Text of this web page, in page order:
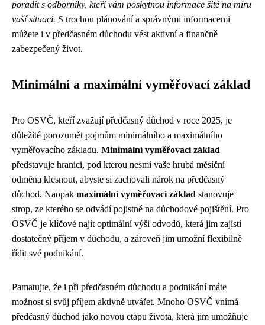
poradit s odborníky, kteří vám poskytnou informace šité na míru
vaší situaci. S trochou plánování a správnými informacemi
můžete i v předčasném důchodu vést aktivní a finančně
zabezpečený život.
Minimální a maximální vyměřovací základ
Pro OSVČ, kteří zvažují předčasný důchod v roce 2025, je
důležité porozumět pojmům minimálního a maximálního
vyměřovacího základu. Minimální vyměřovací základ
představuje hranici, pod kterou nesmí vaše hrubá měsíční
odměna klesnout, abyste si zachovali nárok na předčasný
důchod. Naopak maximální vyměřovací základ stanovuje
strop, ze kterého se odvádí pojistné na důchodové pojištění. Pro
OSVČ je klíčové najít optimální výši odvodů, která jim zajistí
dostatečný příjem v důchodu, a zároveň jim umožní flexibilně
řídit své podnikání.
Pamatujte, že i při předčasném důchodu a podnikání máte
možnost si svůj příjem aktivně utvářet. Mnoho OSVČ vnímá
předčasný důchod jako novou etapu života, která jim umožňuje